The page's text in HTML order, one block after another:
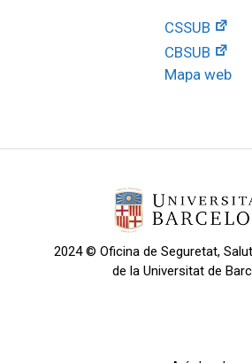
CSSUB
CBSUB
Mapa web
2024 © Oficina de Seguretat,
de la Universitat de